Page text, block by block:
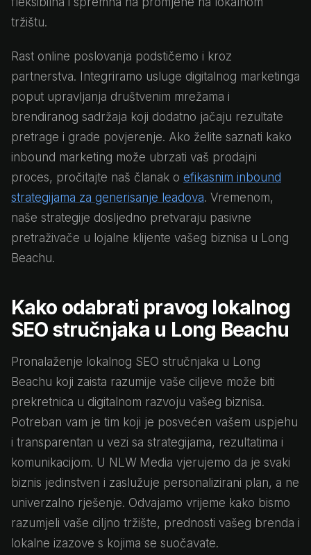
tržištu.
Rast online poslovanja podstičemo i kroz
partnerstva. Integriramo usluge digitalnog marketinga
poput upravljanja društvenim mrežama i
brendiranog sadržaja koji dodatno jačaju rezultate
pretrage i grade povjerenje. Ako želite saznati kako
inbound marketing može ubrzati vaš prodajni
proces, pročitajte naš članak o efikasnim inbound
strategijama za generisanje leadova. Vremenom,
naše strategije dosljedno pretvaraju pasivne
pretraživače u lojalne klijente vašeg biznisa u Long
Beachu.
Kako odabrati pravog lokalnog
SEO stručnjaka u Long Beachu
Pronalaženje lokalnog SEO stručnjaka u Long
Beachu koji zaista razumije vaše ciljeve može biti
prekretnica u digitalnom razvoju vašeg biznisa.
Potreban vam je tim koji je posvećen vašem uspjehu
i transparentan u vezi sa strategijama, rezultatima i
komunikacijom. U NLW Media vjerujemo da je svaki
biznis jedinstven i zaslužuje personalizirani plan, a ne
univerzalno rješenje. Odvajamo vrijeme kako bismo
razumjeli vaše ciljno tržište, prednosti vašeg brenda i
lokalne izazove s kojima se suočavate.